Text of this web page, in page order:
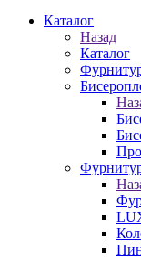
Каталог
Назад
Каталог